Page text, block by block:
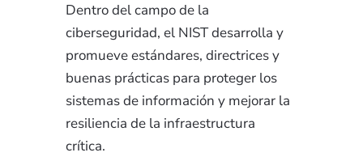
Dentro del campo de la
ciberseguridad, el NIST desarrolla y
promueve estándares, directrices y
buenas prácticas para proteger los
sistemas de información y mejorar la
resiliencia de la infraestructura
crítica.